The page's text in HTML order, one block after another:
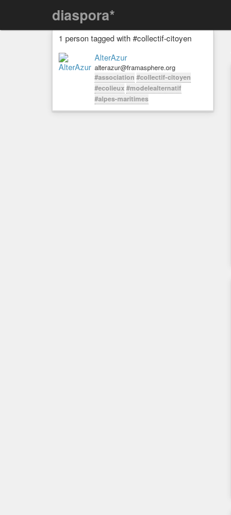
diaspora*
1 person tagged with #collectif-citoyen
AlterAzur
alterazur@framasphere.org
#association #collectif-citoyen
#ecolieux #modelealternatif
#alpes-maritimes